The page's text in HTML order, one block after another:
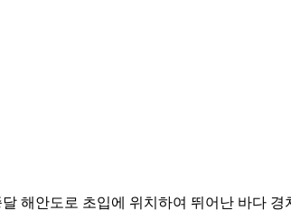
해안도로 초입에 위치하여 뛰어난 바다